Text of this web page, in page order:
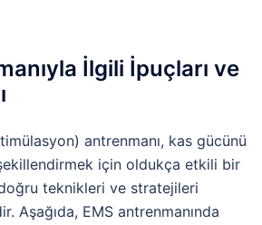
İlgili İpuçları ve
antrenmanı, kas gücünü
için oldukça etkili bir
teknikleri ve stratejileri
Aşağıda, EMS antrenmanında